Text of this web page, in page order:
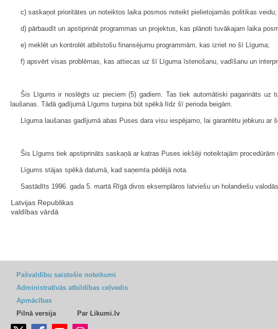
c) saskaņot prioritātes un noteiktos laika posmos noteikt pielietojamās politikas veidu;
d) pārbaudīt un apstiprināt programmas un projektus, kas plānoti tuvākajam laika
e) meklēt un kontrolēt atbilstošu finansējumu programmām, kas izriet no šī Līguma;
f) apsvērt visas problēmas, kas attiecas uz šī Līguma īstenošanu, vadīšanu un
Šis Līgums ir noslēgts uz pieciem (5) gadiem. Tas tiek automātiski pagarināts
laušanas. Tādā gadījumā Līgums turpina būt spēkā līdz šī perioda beigām.
Līguma laušanas gadījumā abas Puses dara visu iespējamo, lai garantētu jebkuru ar
Šis Līgums tiek apstiprināts saskaņā ar katras Puses iekšēji noteiktajām
Līgums stājas spēkā datumā, kad saņemta pēdējā nota.
Sastādīts 1996. gada 5. martā Rīgā divos eksemplāros latviešu un holandiešu
Latvijas Republikas
valdības vārdā
Pašvaldību saistošie noteikumi
Administratīvās atbildības ceļvedis
Apmācības
Pilnā versija
Par Likumi.lv